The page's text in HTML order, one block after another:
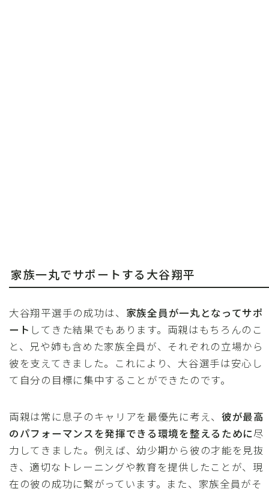
家族一丸でサポートする大谷翔平
大谷翔平選手の成功は、 家族全員が一丸となってサポ
ート してきた結果でもあります。両親はもちろんのこ
と、兄や姉も含めた家族全員が、それぞれの立場から
彼を支えてきました。これにより、大谷選手は安心し
て自分の目標に集中することができたのです。
両親は常に息子のキャリアを最優先に考え、彼が最高
のパフォーマンスを発揮できる環境を整えるために尽
力してきました。例えば、幼少期から彼の才能を見抜
き、適切なトレーニングや教育を提供したことが、現
在の彼の成功に繋がっています。また、家族全員がそ